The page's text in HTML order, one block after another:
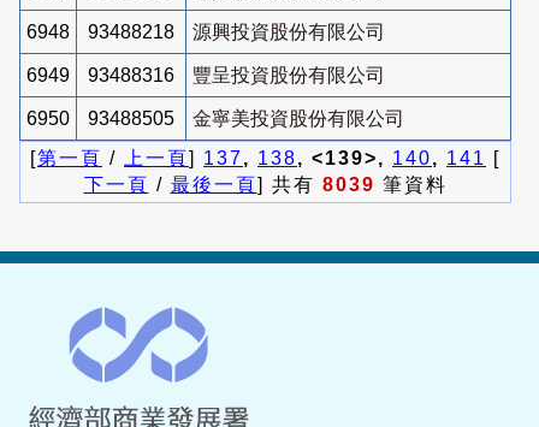
6948 93488218 源興投資股份有限公司
6949 93488316 豐呈投資股份有限公司
6950 93488505
金寧美投資股份有限公司
[第一頁 / 上一頁] 137, 138, <139>, 140, 141
[
下一頁 / 最後一頁] 共有 8039 筆資料